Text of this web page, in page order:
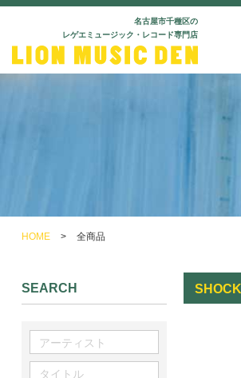
名古屋市千種区の
レゲエミュージック・レコード専門店
HOME > 全商品
SEARCH